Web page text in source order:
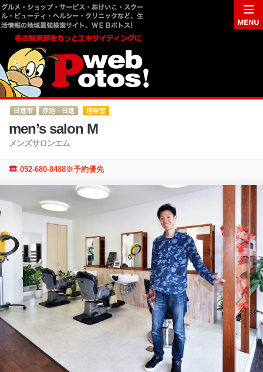
日進市 赤池・日進 理容室
men’s salon M
メンズサロンエム
052-680-8488※予約優先